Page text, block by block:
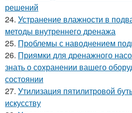
решений
24. Устранение влажности в
методы внутреннего дренажа
25. Проблемы с наводнением
26. Приямки для дренажного
знать о сохранении вашего
состоянии
27. Утилизация пятилитровой
искусству